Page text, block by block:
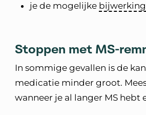
je de mogelijke
Stoppen met MS-
In sommige gevallen is de
medicatie minder groot.
wanneer je al langer MS hebt